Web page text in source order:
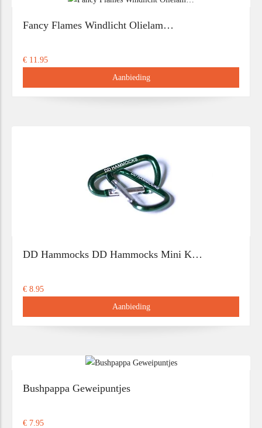
Fancy Flames Windlicht Olielam…
€ 11.95
Aanbieding
DD Hammocks DD Hammocks Mini K…
€ 8.95
Aanbieding
Bushpappa Geweipuntjes
€ 7.95